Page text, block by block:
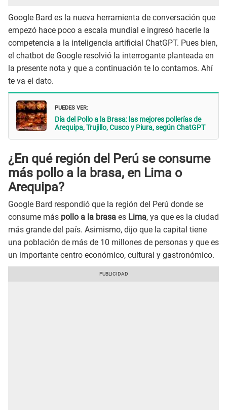
Google Bard es la nueva herramienta de conversación que
empezó hace poco a escala mundial e ingresó hacerle la
competencia a la inteligencia artificial ChatGPT. Pues bien,
el chatbot de Google resolvió la interrogante planteada en
la presente nota y que a continuación te lo contamos. Ahí
te va el dato.
PUEDES VER:
Día del Pollo a la Brasa: las mejores pollerías de
Arequipa, Trujillo, Cusco y Piura, según ChatGPT
¿En qué región del Perú se consume
más pollo a la brasa, en Lima o
Arequipa?
Google Bard respondió que la región del Perú donde se
consume más pollo a la brasa es Lima, ya que es la ciudad
más grande del país. Asimismo, dijo que la capital tiene
una población de más de 10 millones de personas y que es
un importante centro económico, cultural y gastronómico.